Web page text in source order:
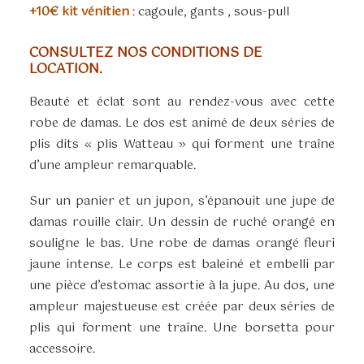
+10€ kit vénitien: cagoule, gants , sous-pull
CONSULTEZ NOS CONDITIONS DE
LOCATION.
Beauté et éclat sont au rendez-vous avec cette
robe de damas. Le dos est animé de deux séries de
plis dits « plis Watteau » qui forment une traîne
d’une ampleur remarquable.
Sur un panier et un jupon, s’épanouit une jupe de
damas rouille clair. Un dessin de ruché orangé en
souligne le bas. Une robe de damas orangé fleuri
jaune intense. Le corps est baleiné et embelli par
une pièce d’estomac assortie à la jupe. Au dos, une
ampleur majestueuse est créée par deux séries de
plis qui forment une traîne. Une borsetta pour
accessoire.